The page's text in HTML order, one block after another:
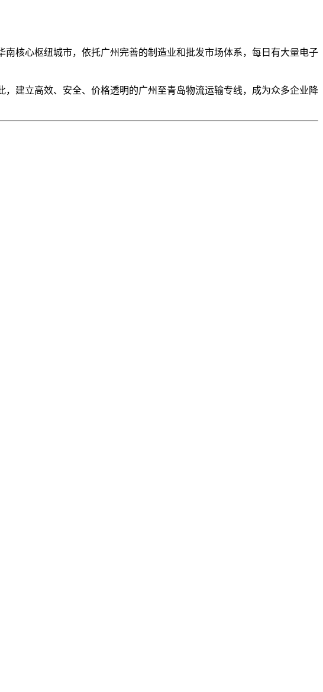
南核心枢纽城市，依托广州完善的制造业和批发市场体系，每日有大量电子
建立高效、安全、价格透明的广州至青岛物流运输专线，成为众多企业降